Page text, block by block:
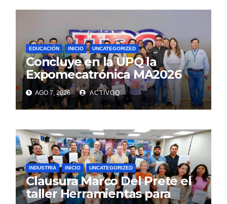
EDUCACIÓN INICIO UNCATEGORIZED
Concluye en la UPQ la
Expomecatrónica MA2026
AGO 7, 2026 ACTIVOQ
INDUSTRIA INICIO UNCATEGORIZED
Clausura Marco Del Prete el
taller Herramientas para